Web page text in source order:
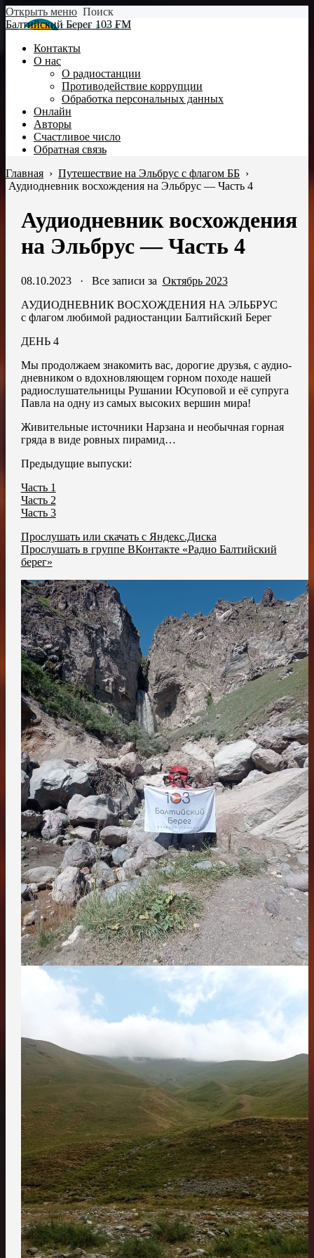
Открыть меню Поиск
Балтийский Берег 103 FM
Контакты
О нас
О радиостанции
Противодействие коррупции
Обработка персональных данных
Онлайн
Авторы
Счастливое число
Обратная связь
Главная › Путешествие на Эльбрус с флагом ББ ›
Аудиодневник восхождения на Эльбрус — Часть 4
Аудиодневник восхождения
на Эльбрус — Часть 4
08.10.2023· Все записи за Октябрь 2023
АУДИОДНЕВНИК ВОСХОЖДЕНИЯ НА ЭЛЬБРУС
с флагом любимой радиостанции Балтийский Берег
ДЕНЬ 4
Мы продолжаем знакомить вас, дорогие друзья, с аудио-
дневником о вдохновляющем горном походе нашей
радиослушательницы Рушании Юсуповой и её супруга
Павла на одну из самых высоких вершин мира!
Живительные источники Нарзана и необычная горная
гряда в виде ровных пирамид…
Предыдущие выпуски:
Часть 1
Часть 2
Часть 3
Прослушать или скачать с Яндекс.Диска
Прослушать в группе ВКонтакте «Радио Балтийский
берег»